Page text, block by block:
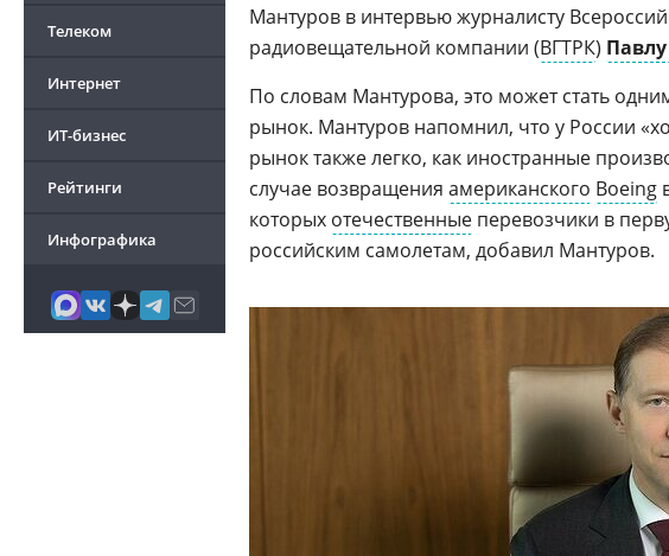
Телеком
Интернет
ИТ-бизнес
Рейтинги
Инфографика
Мантуров в интервью журналисту
радиовещательной компании (ВГТРК)
По словам Мантурова, это может стать
рынок. Мантуров напомнил, что у России
рынок также легко, как иностранные
случае возвращения американского Boeing
которых отечественные перевозчики в
российским самолетам, добавил Мантуров.